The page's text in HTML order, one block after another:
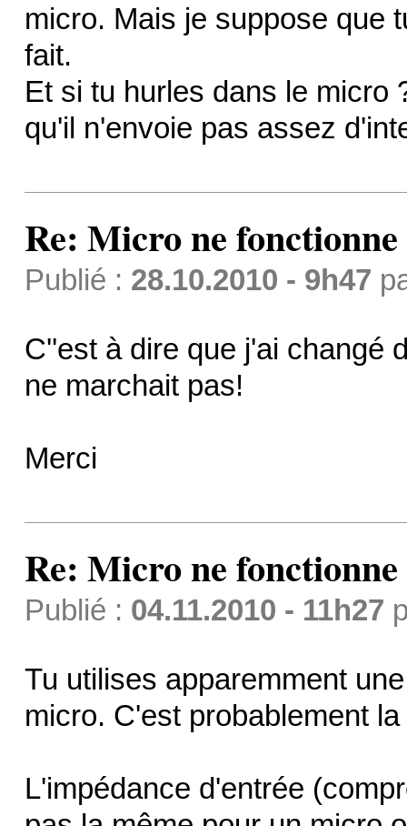
micro. Mais je suppose que
fait.
Et si tu hurles dans le micro
qu'il n'envoie pas assez
Re: Micro ne
Publié : 28.10.2010 - 9h47
C''est à dire que j'ai changé
ne marchait pas!
Merci
Re: Micro ne
Publié : 04.11.2010 - 11h27
Tu utilises apparemment
micro. C'est probablement
L'impédance d'entrée